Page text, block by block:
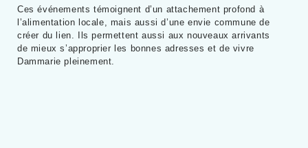
Ces événements témoignent d’un attachement profond à
l’alimentation locale, mais aussi d’une envie commune de
créer du lien. Ils permettent aussi aux nouveaux arrivants
de mieux s’approprier les bonnes adresses et de vivre
Dammarie pleinement.